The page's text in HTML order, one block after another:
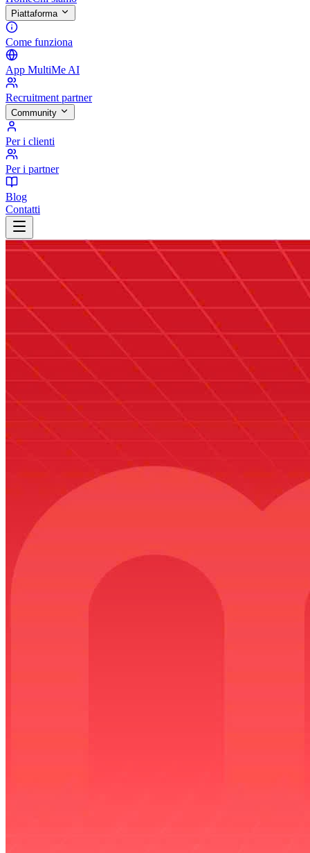
Piattaforma
Come funziona
App MultiMe AI
Recruitment partner
Community
Per i clienti
Per i partner
Blog
Contatti